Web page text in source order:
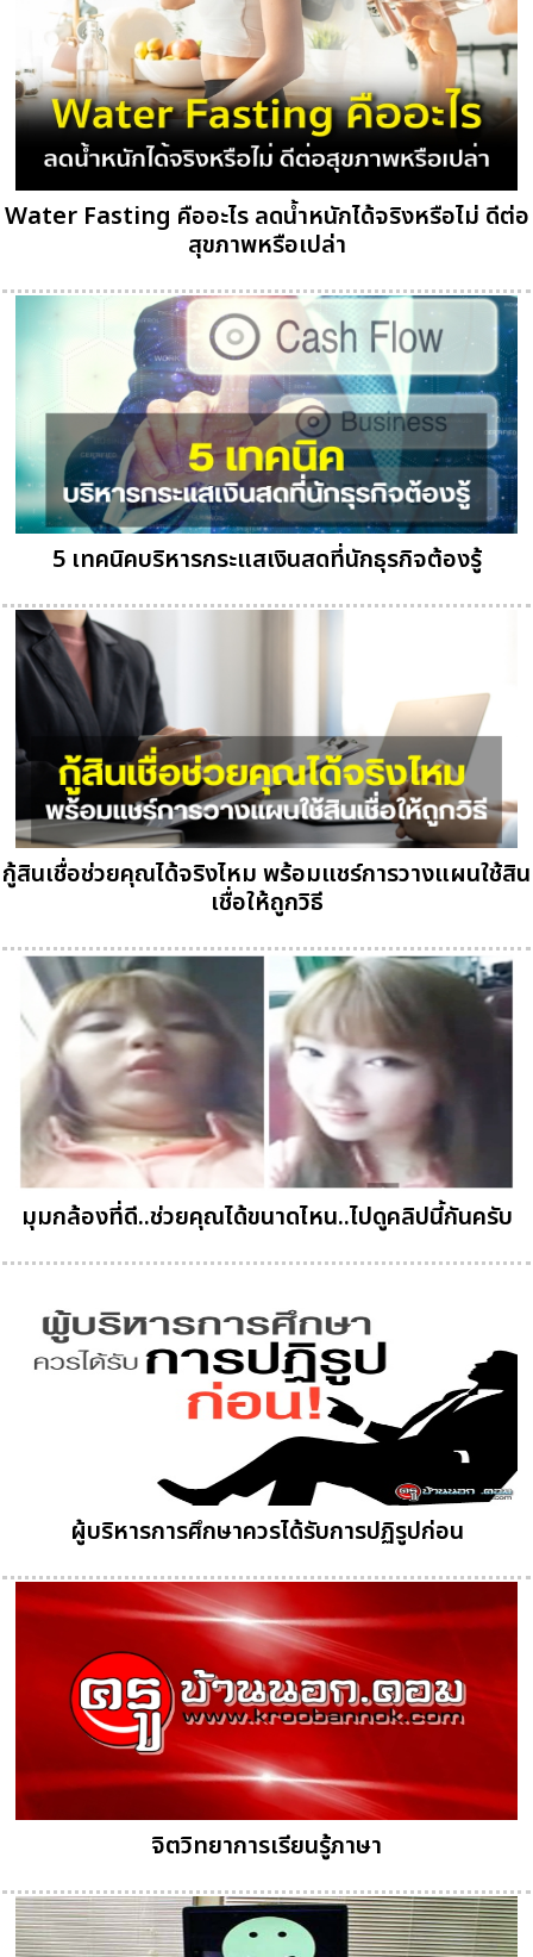
Water Fasting คืออะไร ลดน้ำหนักได้จริงหรือไม่ ดีต่อ
สุขภาพหรือเปล่า
5 เทคนิคบริหารกระแสเงินสดที่นักธุรกิจต้องรู้
กู้สินเชื่อช่วยคุณได้จริงไหม พร้อมแชร์การวางแผนใช้สิน
เชื่อให้ถูกวิธี
มุมกล้องที่ดี..ช่วยคุณได้ขนาดไหน..ไปดูคลิปนี้กันครับ
ผู้บริหารการศึกษาควรได้รับการปฏิรูปก่อน
จิตวิทยาการเรียนรู้ภาษา